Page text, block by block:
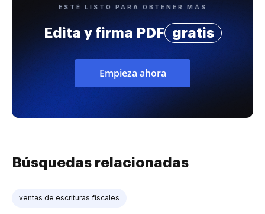
ESTÉ LISTO PARA OBTENER MÁS
Edita y firma PDF gratis
Empieza ahora
Búsquedas relacionadas
ventas de escrituras fiscales